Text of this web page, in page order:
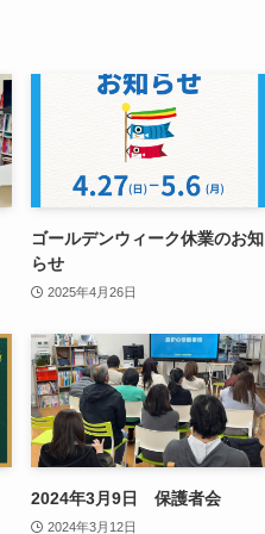
ゴールデンウィーク休業のお知
らせ
2025年4月26日
2024年3月9日 保護者会
2024年3月12日